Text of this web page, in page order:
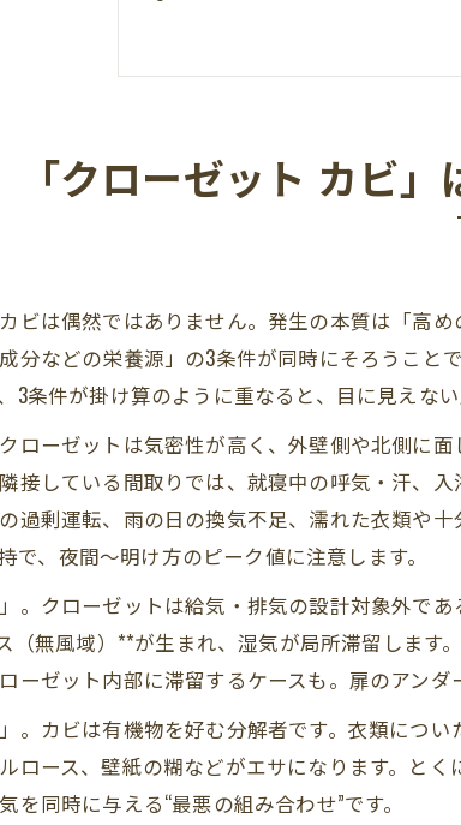
まずやってはいけないNG対
家庭でできる安全な除去手
Z空調 全館空調の住宅のク
クローゼット内で効果的な
賃貸でもできる設備レス対
プロに任せる基準（広がり・
まとめ──「クローゼット カ
「クローゼット カビ
ビは偶然ではありません。発生の本質は「高
分などの栄養源」の3条件が同時にそろうこと
3条件が掛け算のように重なると、目に見えな
ローゼットは気密性が高く、外壁側や北側に
接している間取りでは、就寝中の呼気・汗、
過剰運転、雨の日の換気不足、濡れた衣類や
で、夜間〜明け方のピーク値に注意します。
。クローゼットは給気・排気の設計対象外で
（無風域）**が生まれ、湿気が局所滞留しま
ーゼット内部に滞留するケースも。扉のアン
。カビは有機物を好む分解者です。衣類につ
ロース、壁紙の糊などがエサになります。と
を同時に与える“最悪の組み合わせ”です。